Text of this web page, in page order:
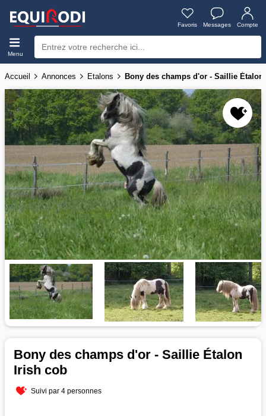
Favoris Messages Compte
Menu
Accueil Annonces Etalons Bony des champs d'or - Saillie
Bony des champs d'or - Saillie Étalon
Irish cob
Suivi par 4 personnes